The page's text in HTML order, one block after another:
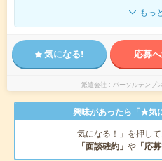
もっ
気になる! 応募
派遣会社 パーソルテンプ
興味があったら「★気
「気になる！」を押し
「面談確約」 や 「応